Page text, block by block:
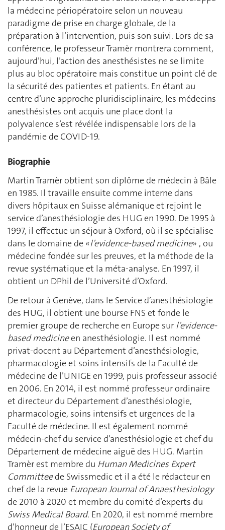
la médecine périopératoire selon un nouveau
paradigme de prise en charge globale, de la
préparation à l’intervention, puis son suivi. Lors de sa
conférence, le professeur Tramèr montrera comment,
aujourd’hui, l’action des anesthésistes ne se limite
plus au bloc opératoire mais constitue un point clé de
la sécurité des patientes et patients. En étant au
centre d’une approche pluridisciplinaire, les médecins
anesthésistes ont acquis une place dont la
polyvalence s’est révélée indispensable lors de la
pandémie de COVID-19.
Biographie
Martin Tramèr obtient son diplôme de médecin à Bâle
en 1985. Il travaille ensuite comme interne dans
divers hôpitaux en Suisse alémanique et rejoint le
service d’anesthésiologie des HUG en 1990. De 1995 à
1997, il effectue un séjour à Oxford, où il se spécialise
dans le domaine de «l’evidence-based medicine» , ou
médecine fondée sur les preuves, et la méthode de la
revue systématique et la méta-analyse. En 1997, il
obtient un DPhil de l’Université d’Oxford.
De retour à Genève, dans le Service d’anesthésiologie
des HUG, il obtient une bourse FNS et fonde le
premier groupe de recherche en Europe sur l’evidence-
based medicineen anesthésiologie. Il est nommé
privat-docent au Département d’anesthésiologie,
pharmacologie et soins intensifs de la Faculté de
médecine de l’UNIGE en 1999, puis professeur associé
en 2006. En 2014, il est nommé professeur ordinaire
et directeur du Département d’anesthésiologie,
pharmacologie, soins intensifs et urgences de la
Faculté de médecine. Il est également nommé
médecin-chef du service d’anesthésiologie et chef du
Département de médecine aiguë des HUG. Martin
Tramèr est membre du Human Medicines Expert
Committeede Swissmedic et il a été le rédacteur en
chef de la revue European Journal of Anaesthesiology
de 2010 à 2020 et membre du comité d’experts du
Swiss Medical Board. En 2020, il est nommé membre
d’honneur de l’ESAIC (European Society of